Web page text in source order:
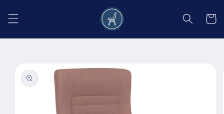
conținut
Coș
informațiile
despre
produs